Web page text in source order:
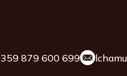
879 600 699